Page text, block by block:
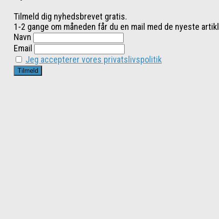
Tilmeld dig nyhedsbrevet gratis.
1-2 gange om måneden får du en mail med de nyeste
Navn
Email
Jeg accepterer vores privatslivspolitik